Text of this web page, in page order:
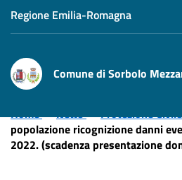
Regione Emilia-Romagna
Comune di Sorbolo
Home News Protezione
popolazione ricognizione danni
2022. (scadenza presentazione